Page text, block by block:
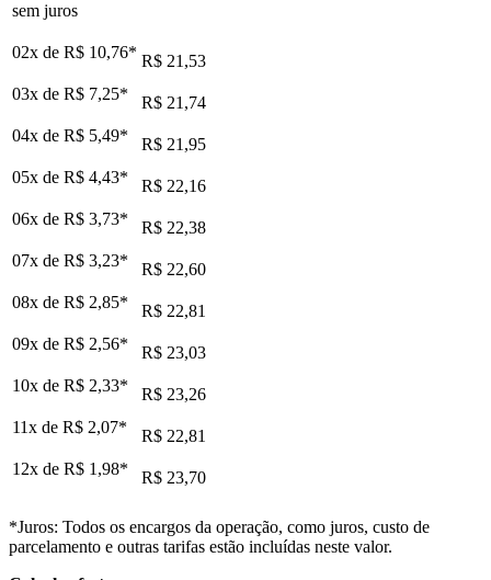
sem juros
02x de R$ 10,76* R$ 21,53
03x de R$ 7,25*
R$ 21,74
04x de R$ 5,49*
R$ 21,95
05x de R$ 4,43*
R$ 22,16
06x de R$ 3,73*
R$ 22,38
07x de R$ 3,23*
R$ 22,60
08x de R$ 2,85*
R$ 22,81
09x de R$ 2,56*
R$ 23,03
10x de R$ 2,33*
R$ 23,26
11x de R$ 2,07*
R$ 22,81
12x de R$ 1,98* R$ 23,70
*Juros: Todos os encargos da operação, como juros, custo de
parcelamento e outras tarifas estão incluídas neste valor.